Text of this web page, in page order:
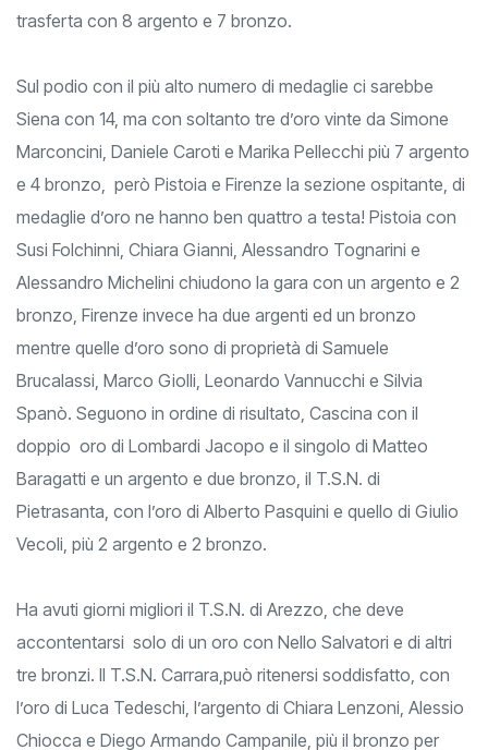
trasferta con 8 argento e 7 bronzo.
Sul podio con il più alto numero di medaglie ci sarebbe
Siena con 14, ma con soltanto tre d’oro vinte da Simone
Marconcini, Daniele Caroti e Marika Pellecchi più 7 argento
e 4 bronzo, però Pistoia e Firenze la sezione ospitante, di
medaglie d’oro ne hanno ben quattro a testa! Pistoia con
Susi Folchinni, Chiara Gianni, Alessandro Tognarini e
Alessandro Michelini chiudono la gara con un argento e 2
bronzo, Firenze invece ha due argenti ed un bronzo
mentre quelle d’oro sono di proprietà di Samuele
Brucalassi, Marco Giolli, Leonardo Vannucchi e Silvia
Spanò. Seguono in ordine di risultato, Cascina con il
doppio oro di Lombardi Jacopo e il singolo di Matteo
Baragatti e un argento e due bronzo, il T.S.N. di
Pietrasanta, con l’oro di Alberto Pasquini e quello di Giulio
Vecoli, più 2 argento e 2 bronzo.
Ha avuti giorni migliori il T.S.N. di Arezzo, che deve
accontentarsi solo di un oro con Nello Salvatori e di altri
tre bronzi. Il T.S.N. Carrara,può ritenersi soddisfatto, con
l’oro di Luca Tedeschi, l’argento di Chiara Lenzoni, Alessio
Chiocca e Diego Armando Campanile, più il bronzo per